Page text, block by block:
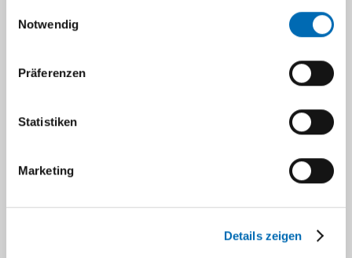
Notwendig
Präferenzen
Statistiken
Marketing
Details zeigen
damit wir Sie bei Ihrem Ambulanztermin in
der Diabetesambulanz der Kinderklinik am
dass alle Glukoseverläufe und
Messgeräten detailliert vorliegen, um diese
organisatorischen Gründen vor Ort